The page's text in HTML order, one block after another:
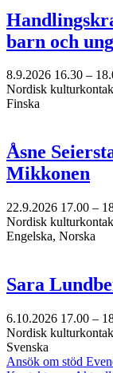
barn och
8.9.2026 16.30 –
Nordisk
Finska
Åsne
Mikkonen
22.9.2026 17.00 –
Nordisk
Engelska, Norska
Sara
6.10.2026 17.00 –
Nordisk
Svenska
Ansök om stöd